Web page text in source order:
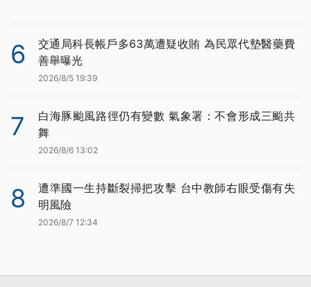
6
交通局科長帳戶多63萬遭疑收賄 為民眾代墊醫藥費
善舉曝光
2026/8/5 19:39
7
白海豚颱風路徑仍有變數 氣象署：不會形成三颱共
舞
2026/8/6 13:02
8
遭準國一生持斷裂掃把攻擊 台中教師右眼受傷有失
明風險
2026/8/7 12:34